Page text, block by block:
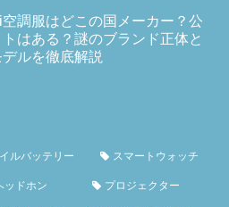
空調服はどこの国メーカー？公
はある？謎のブランド正体と
デルを徹底解説
ルバッテリー スマートウォッチ
ッドホン プロジェクター